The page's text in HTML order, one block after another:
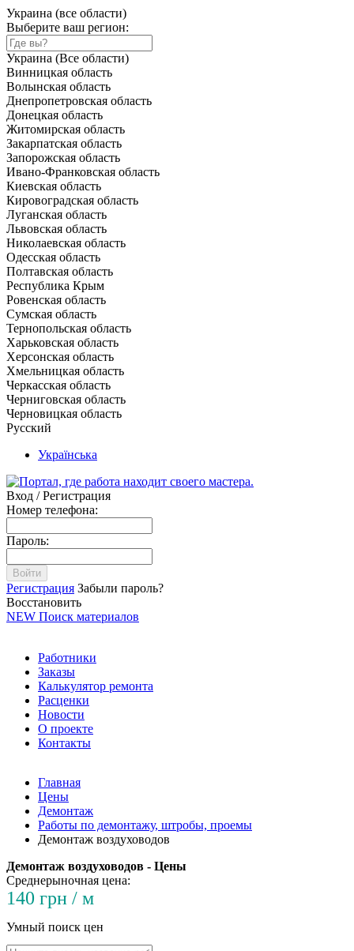
Украина (все области)
Выберите ваш регион:
Украина (Все области)
Винницкая область
Волынская область
Днепропетровская область
Донецкая область
Житомирская область
Закарпатская область
Запорожская область
Ивано-Франковская область
Киевская область
Кировоградская область
Луганская область
Львовская область
Николаевская область
Одесская область
Полтавская область
Республика Крым
Ровенская область
Сумская область
Тернопольская область
Харьковская область
Херсонская область
Хмельницкая область
Черкасская область
Черниговская область
Черновицкая область
Русский
Українська
Вход / Регистрация
Номер телефона:
Пароль:
Войти
Регистрация Забыли пароль?
Восстановить
NEW Поиск материалов
Работники
Заказы
Калькулятор ремонта
Расценки
Новости
О проекте
Контакты
Главная
Цены
Демонтаж
Работы по демонтажу, штробы, проемы
Демонтаж воздуховодов
Демонтаж воздуховодов - Цены
Среднерыночная цена:
140 грн / м
Умный поиск цен